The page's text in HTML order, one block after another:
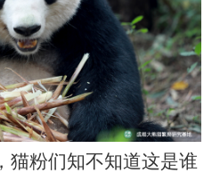
猫粉们知不知道这是谁